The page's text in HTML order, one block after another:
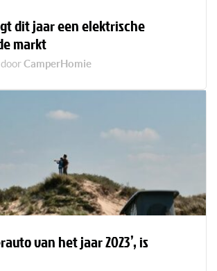
dit jaar een elektrische
markt
doorCamperHomie
van het jaar 2023’, is